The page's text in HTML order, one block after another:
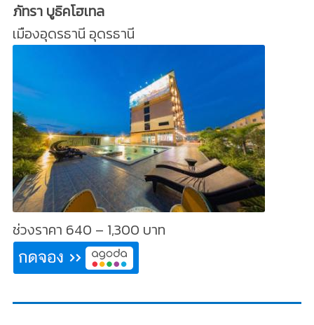
ภัทรา บูธิคโฮเทล
เมืองอุดรธานี อุดรธานี
ช่วงราคา 640 – 1,300 บาท